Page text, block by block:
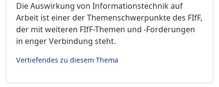
Die Auswirkung von Informationstechnik auf
Arbeit ist einer der Themenschwerpunkte des FIfF,
der mit weiteren FIfF-Themen und -Forderungen
in enger Verbindung steht.
Vertiefendes zu diesem Thema